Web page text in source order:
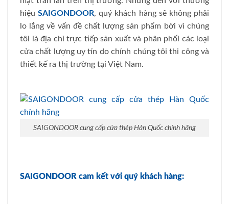
hiệuSAIGONDOOR, quý khách hàng sẽ không phải
lo lắng về vấn đề chất lượng sản phẩm bời vì chúng
tôi là địa chỉ trực tiếp sản xuất và phân phối các loại
cửa chất lượng uy tín do chính chúng tôi thi công và
thiết kế ra thị trường tại Việt Nam.
SAIGONDOOR cung cấp cửa thép Hàn Quốc chính hãng
SAIGONDOOR cam kết với quý khách hàng: